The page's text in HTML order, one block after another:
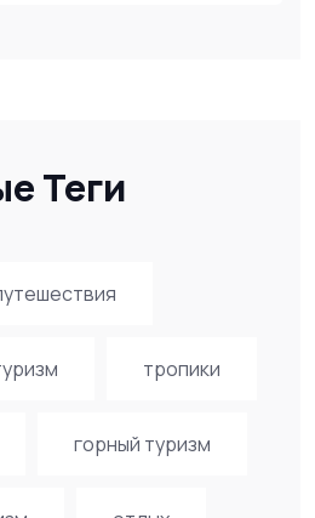
Теги
тропики
горный туризм